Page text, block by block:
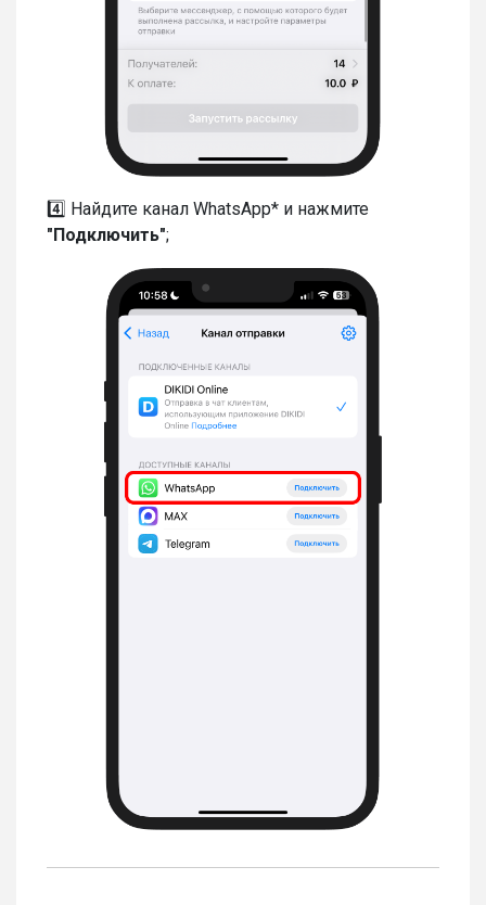
4️⃣ Найдите канал WhatsApp* и нажмите
"Подключить";